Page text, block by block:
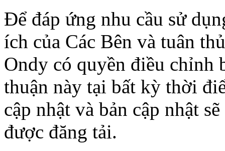
Để đáp ứng nhu cầu sử
ích của Các Bên và tuân
Ondy có quyền điều chỉnh
thuận này tại bất kỳ thời
cập nhật và bản cập nhật
được đăng tải.